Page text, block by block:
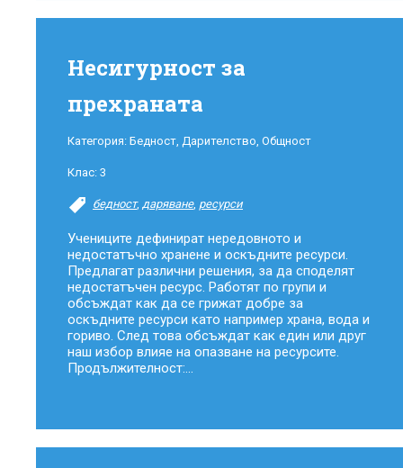
Несигурност за
прехраната
Категория: Бедност, Дарителство, Общност
Клас: 3
бедност, даряване, ресурси
Учениците дефинират нередовното и
недостатъчно хранене и оскъдните ресурси.
Предлагат различни решения, за да споделят
недостатъчен ресурс. Работят по групи и
обсъждат как да се грижат добре за
оскъдните ресурси като например храна, вода и
гориво. След това обсъждат как един или друг
наш избор влияе на опазване на ресурсите.
Продължителност:...